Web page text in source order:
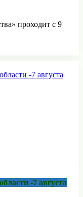
проходит с 9
-7 августа